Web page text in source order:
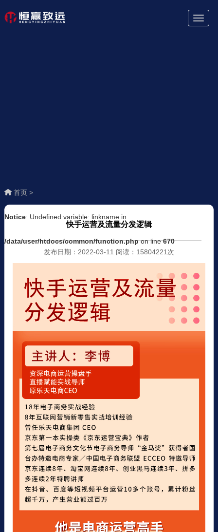
首页 >
Notice: Undefined variable: linkname in
/data/user/htdocs/common/function.phpon line670
快手运营及流量分发逻辑
发布日期：2022-03-11 阅读：15804221次